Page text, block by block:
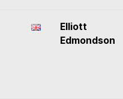
Elliott
Edmondson